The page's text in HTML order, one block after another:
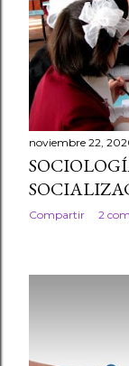
noviembre 22,
Compartir 2